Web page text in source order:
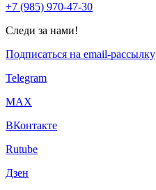
+7 (985) 970-47-30
Следи за нами!
Подписаться на email-рассылку
Telegram
МАХ
ВКонтакте
Rutube
Дзен